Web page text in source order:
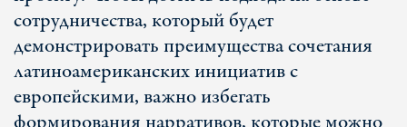
сотрудничества, который будет
демонстрировать преимущества сочетания
латиноамериканских инициатив с
европейскими, важно избегать